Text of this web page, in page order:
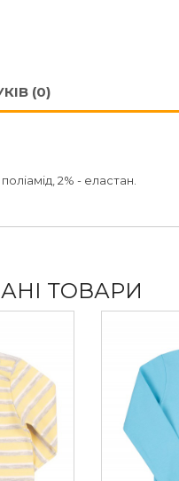
(0)
2% - еластан.
ТОВАРИ